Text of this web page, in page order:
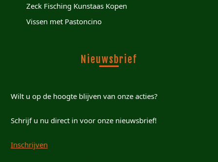
Zeck Fisching Kunstaas Kopen
Vissen met Pastoncino
Nieuwsbrief
Wilt u op de hoogte blijven van onze acties?
Schrijf u nu direct in voor onze nieuwsbrief!
Inschrijven